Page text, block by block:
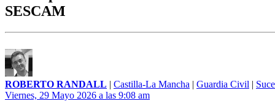
SESCAM
ROBERTO RANDALL | Castilla-La Mancha | Guardia Civil |
Viernes, 29 Mayo 2026 a las 9:08 am